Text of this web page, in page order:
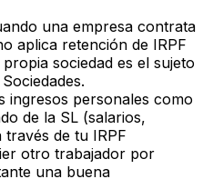
una empresa contrata
aplica retención de IRPF
sociedad es el sujeto
ingresos personales como
de la SL (salarios,
de tu IRPF
otro trabajador por
una buena